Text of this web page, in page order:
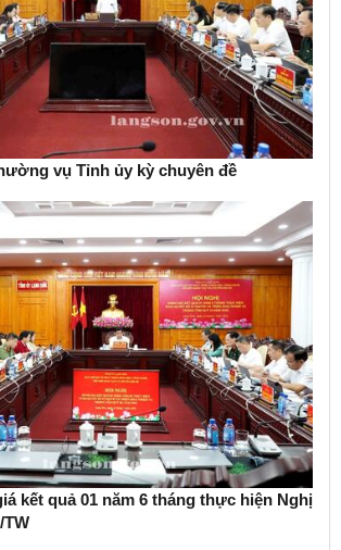
vụ Tỉnh ủy kỳ chuyên đề
kết quả 01 năm 6 tháng thực hiện Nghị
TW